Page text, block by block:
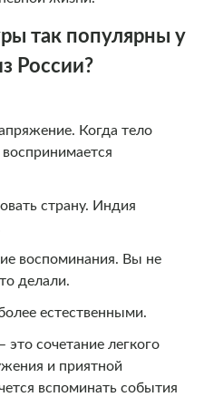
так популярны у
России?
Когда тело
страну. Индия
воспоминания. Вы не
делали.
естественными.
сочетание легкого
и приятной
вспоминать события